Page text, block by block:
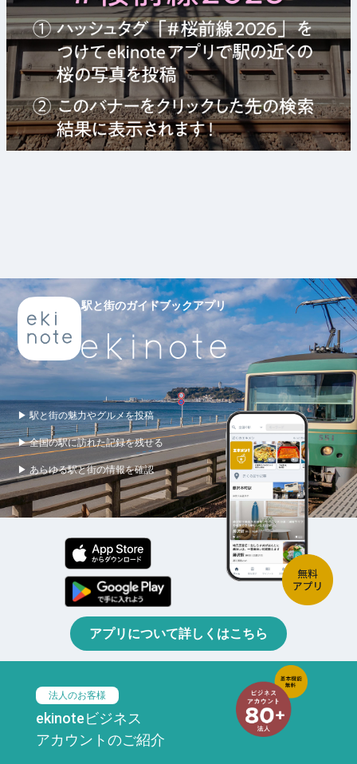
駅と街のガイドブックアプリ
▶ 駅と街の魅力やグルメを投稿
▶ 全国の駅に訪れた記録を残せる
▶ あらゆる駅と街の情報を確認
アプリについて詳しくはこちら
法人のお客様
ekinoteビジネス
アカウントのご紹介